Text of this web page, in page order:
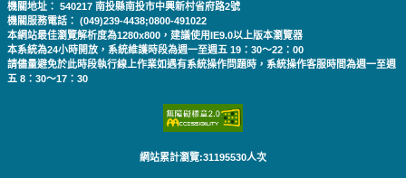
機關地址： 540217 南投縣南投市中興新村省府路2號
機關服務電話： (049)239-4438;0800-491022
本網站最佳瀏覽解析度為1280x800，建議使用IE9.0以上版本瀏覽器
本系統為24小時開放，系統維護時段為週一至週五 19：30～22：00
請儘量避免於此時段執行線上作業如遇有系統操作問題時，系統操作客服時間為週一至週
五 8：30～17：30
網站累計瀏覽:31195530人次